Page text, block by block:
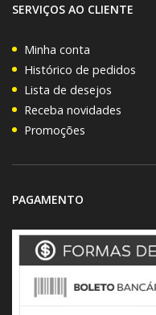
SERVIÇOS AO CLIENTE
Minha conta
Histórico de pedidos
Lista de desejos
Receba novidades
Promoções
PAGAMENTO